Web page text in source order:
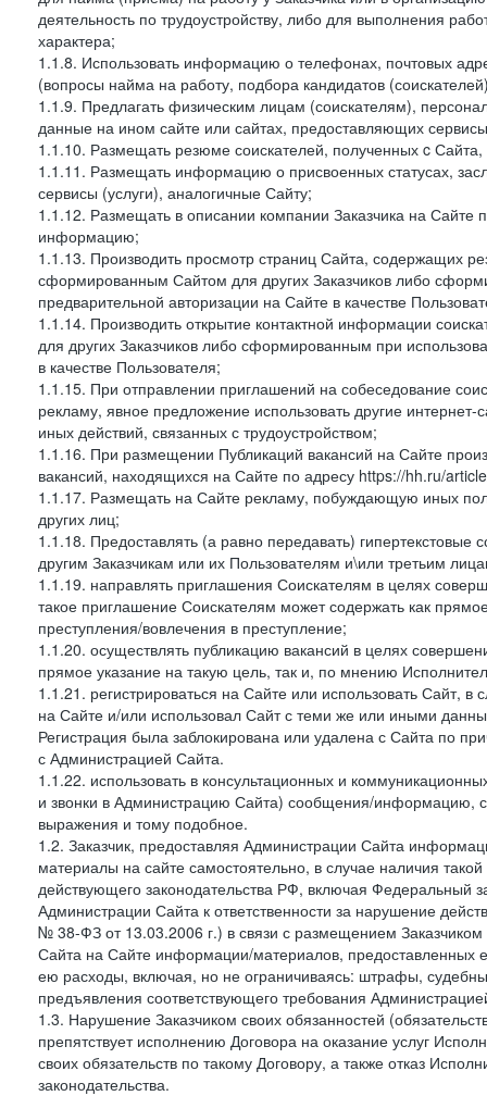
деятельность по трудоустройству, либо для выполнения
характера;
1.1.8. Использовать информацию о телефонах, почтовых
(вопросы найма на работу, подбора кандидатов
1.1.9. Предлагать физическим лицам (соискателям),
данные на ином сайте или сайтах, предоставляющих
1.1.10. Размещать резюме соискателей, полученных c
1.1.11. Размещать информацию о присвоенных статусах,
сервисы (услуги), аналогичные Сайту;
1.1.12. Размещать в описании компании Заказчика на Сайте
информацию;
1.1.13. Производить просмотр страниц Сайта, содержащих
сформированным Сайтом для других Заказчиков либо
предварительной авторизации на Сайте в качестве
1.1.14. Производить открытие контактной информации
для других Заказчиков либо сформированным при
в качестве Пользователя;
1.1.15. При отправлении приглашений на собеседование
рекламу, явное предложение использовать другие
иных действий, связанных с трудоустройством;
1.1.16. При размещении Публикаций вакансий на Сайте
вакансий, находящихся на Сайте по адресу https://hh.ru/
1.1.17. Размещать на Сайте рекламу, побуждающую иных
других лиц;
1.1.18. Предоставлять (а равно передавать)
другим Заказчикам или их Пользователям и\или третьим
1.1.19. направлять приглашения Соискателям в целях
такое приглашение Соискателям может содержать как
преступления/вовлечения в преступление;
1.1.20. осуществлять публикацию вакансий в целях
прямое указание на такую цель, так и, по мнению
1.1.21. регистрироваться на Сайте или использовать Сайт,
на Сайте и/или использовал Сайт с теми же или иными
Регистрация была заблокирована или удалена с Сайта по
с Администрацией Сайта.
1.1.22. использовать в консультационных и
и звонки в Администрацию Сайта) сообщения/информацию,
выражения и тому подобное.
1.2. Заказчик, предоставляя Администрации Сайта
материалы на сайте самостоятельно, в случае наличия
действующего законодательства РФ, включая
Администрации Сайта к ответственности за нарушение
№ 38-ФЗ от 13.03.2006 г.) в связи с размещением
Сайта на Сайте информации/материалов, предоставленных
ею расходы, включая, но не ограничиваясь: штрафы,
предъявления соответствующего требования
1.3. Нарушение Заказчиком своих обязанностей
препятствует исполнению Договора на оказание услуг
своих обязательств по такому Договору, а также отказ
законодательства.